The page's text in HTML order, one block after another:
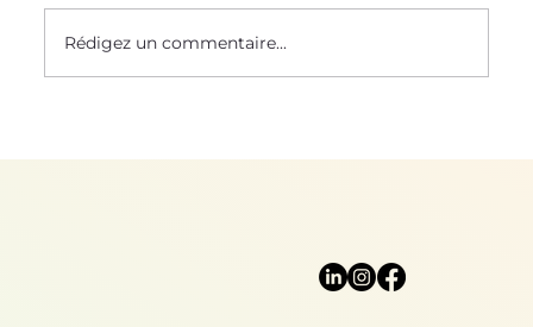
Le Saviez-Vous ? #58
Rédigez un commentaire...